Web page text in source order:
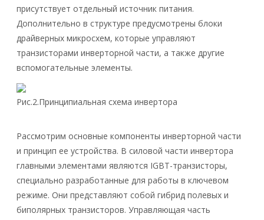
присутствует отдельный источник питания.
Дополнительно в структуре предусмотрены блоки
драйверных микросхем, которые управляют
транзисторами инверторной части, а также другие
вспомогательные элементы.
Рис.2.Принципиальная схема инвертора
Рассмотрим основные компоненты инверторной части
и принцип ее устройства. В силовой части инвертора
главными элементами являются IGBT-транзисторы,
специально разработанные для работы в ключевом
режиме. Они представляют собой гибрид полевых и
биполярных транзисторов. Управляющая часть